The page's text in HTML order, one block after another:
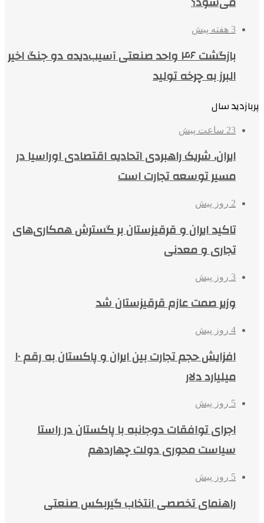
3 هفته پیش
بازگشت ۴۶ واحد صنعتی آسیب‌دیده دو جنگ اخیر
البرز به چرخه تولید
پربازدید سال
23 ساعت پیش
ایران، شریک راهبردی اتحادیه اقتصادی اوراسیا در
مسیر توسعه تجارت است
2 روز پیش
تاکید ایران و قرقیزستان بر گسترش همکاری‌های
تجاری و معدنی
3 روز پیش
وزیر صمت عازم قرقیزستان شد
4 روز پیش
افزایش حجم تجارت بین ایران و پاکستان به رقم ۱۰
میلیارد دلار
5 روز پیش
اجرای توافقات دوجانبه با پاکستان در راستا
سیاست محوری دولت چهاردهم
5 روز پیش
راهنمای تخصصی انتخاب گیربکس صنعتی